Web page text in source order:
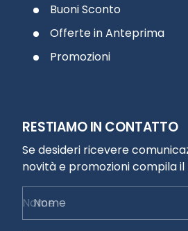
Buoni Sconto
Offerte in Anteprima
Promozioni
RESTIAMO IN CONTATTO
Se desideri ricevere
novità e promozioni compila
Nome